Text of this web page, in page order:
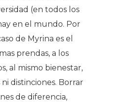
(en todos los
en el mundo. Por
de Myrina es el
prendas, a los
al mismo bienestar,
distinciones. Borrar
de diferencia,